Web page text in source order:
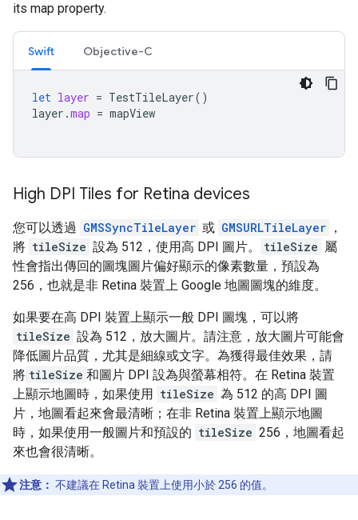
its map property.
Swift Objective-C
let layer = TestTileLayer()
layer .map = mapView
High DPI Tiles for Retina devices
您可以透過 GMSSyncTileLayer 或 GMSURLTileLayer ，
將 tileSize 設為 512，使用高 DPI 圖片。 tileSize 屬
性會指出傳回的圖塊圖片偏好顯示的像素數量，預設為
256，也就是非 Retina 裝置上 Google 地圖圖塊的維度。
如果要在高 DPI 裝置上顯示一般 DPI 圖塊，可以將
tileSize 設為 512，放大圖片。請注意，放大圖片可能會
降低圖片品質，尤其是細線或文字。為獲得最佳效果，請
將 tileSize 和圖片 DPI 設為與螢幕相符。在 Retina 裝置
上顯示地圖時，如果使用 tileSize 為 512 的高 DPI 圖
片，地圖看起來會最清晰；在非 Retina 裝置上顯示地圖
時，如果使用一般圖片和預設的 tileSize 256，地圖看起
來也會很清晰。
注意： 不建議在 Retina 裝置上使用小於 256 的值。